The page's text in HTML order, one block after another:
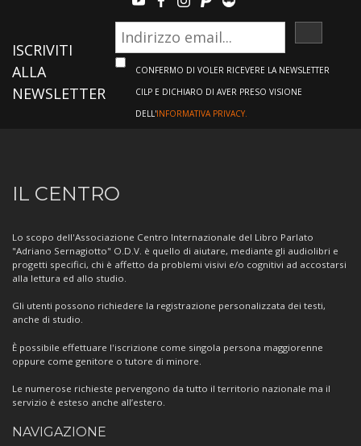
ISCRIVITI
ALLA
NEWSLETTER
CONFERMO DI VOLER RICEVERE LA NEWSLETTER
CILP E DICHIARO DI AVER PRESO VISIONE
DELL'INFORMATIVA PRIVACY.
Informazioni
sul
Centro
IL CENTRO
Lo scopo dell'Associazione Centro Internazionale del Libro Parlato
"Adriano Sernagiotto" O.D.V. è quello di aiutare, mediante gli audiolibri e
progetti specifici, chi è affetto da problemi visivi e/o cognitivi ad accostarsi
alla lettura ed allo studio.
Gli utenti possono richiedere la registrazione personalizzata dei testi,
anche di studio.
È possibile effettuare l'iscrizione come singola persona maggiorenne
oppure come genitore o tutore di minore.
Le numerose richieste pervengono da tutto il territorio nazionale ma il
servizio è esteso anche all’estero.
NAVIGAZIONE